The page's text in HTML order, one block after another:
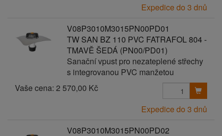
Expedice do 3 dnů
V08P3010M3015PN00PD01
TW SAN BZ 110 PVC FATRAFOL 804 -
TMAVĚ ŠEDÁ (PN00/PD01)
Sanační vpust pro nezateplené střechy
s integrovanou PVC manžetou
Vaše cena: 2 570,00 Kč
Expedice do 3 dnů
V08P3010M3015PN00PD02